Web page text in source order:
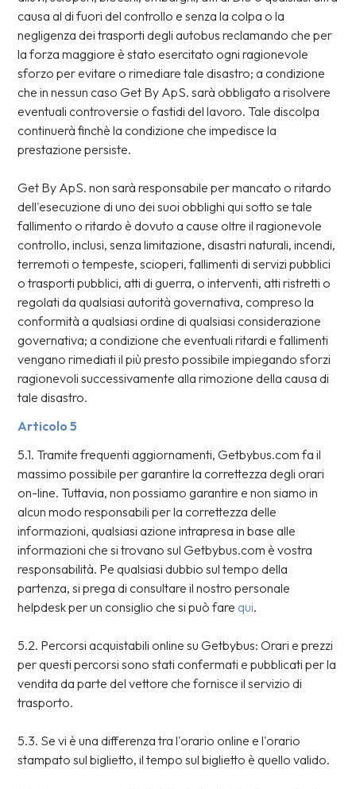
causa al di fuori del controllo e senza la colpa o la
negligenza dei trasporti degli autobus reclamando che per
la forza maggiore è stato esercitato ogni ragionevole
sforzo per evitare o rimediare tale disastro; a condizione
che in nessun caso Get By ApS. sarà obbligato a risolvere
eventuali controversie o fastidi del lavoro. Tale discolpa
continuerà finchè la condizione che impedisce la
prestazione persiste.
Get By ApS. non sarà responsabile per mancato o ritardo
dell'esecuzione di uno dei suoi obblighi qui sotto se tale
fallimento o ritardo è dovuto a cause oltre il ragionevole
controllo, inclusi, senza limitazione, disastri naturali, incendi,
terremoti o tempeste, scioperi, fallimenti di servizi pubblici
o trasporti pubblici, atti di guerra, o interventi, atti ristretti o
regolati da qualsiasi autorità governativa, compreso la
conformità a qualsiasi ordine di qualsiasi considerazione
governativa; a condizione che eventuali ritardi e fallimenti
vengano rimediati il più presto possibile impiegando sforzi
ragionevoli successivamente alla rimozione della causa di
tale disastro.
Articolo 5
5.1. Tramite frequenti aggiornamenti, Getbybus.com fa il
massimo possibile per garantire la correttezza degli orari
on-line. Tuttavia, non possiamo garantire e non siamo in
alcun modo responsabili per la correttezza delle
informazioni, qualsiasi azione intrapresa in base alle
informazioni che si trovano sul Getbybus.com è vostra
responsabilità. Pe qualsiasi dubbio sul tempo della
partenza, si prega di consultare il nostro personale
helpdesk per un consiglio che si può fare qui.
5.2. Percorsi acquistabili online su Getbybus: Orari e prezzi
per questi percorsi sono stati confermati e pubblicati per la
vendita da parte del vettore che fornisce il servizio di
trasporto.
5.3. Se vi è una differenza tra l'orario online e l'orario
stampato sul biglietto, il tempo sul biglietto è quello valido.